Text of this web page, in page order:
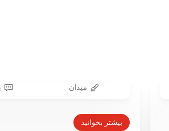
میدان
بیشتر بخوانید